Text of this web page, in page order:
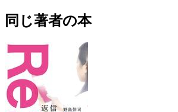
同じ著者の本